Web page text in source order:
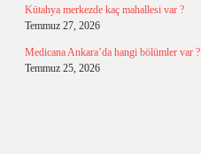
Kütahya merkezde kaç mahallesi var ?
Temmuz 27, 2026
Medicana Ankara’da hangi bölümler var ?
Temmuz 25, 2026